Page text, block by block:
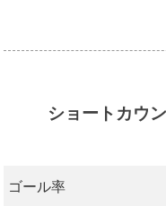
ショートカウ
ゴール率